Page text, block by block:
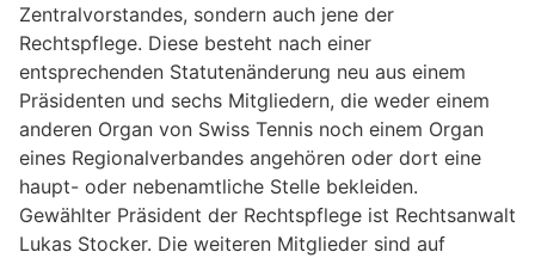
Zentralvorstandes, sondern auch jene der
Rechtspflege. Diese besteht nach einer
entsprechenden Statutenänderung neu aus einem
Präsidenten und sechs Mitgliedern, die weder einem
anderen Organ von Swiss Tennis noch einem Organ
eines Regionalverbandes angehören oder dort eine
haupt- oder nebenamtliche Stelle bekleiden.
Gewählter Präsident der Rechtspflege ist Rechtsanwalt
Lukas Stocker. Die weiteren Mitglieder sind auf